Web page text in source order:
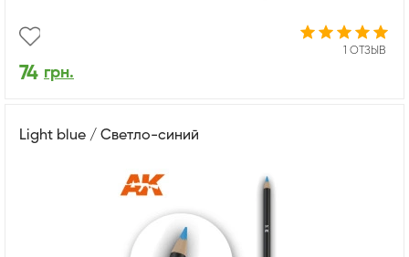
1 ОТЗЫВ
74 грн.
Light blue / Светло-синий